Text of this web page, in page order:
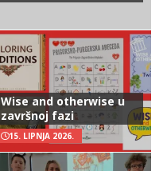
Wise and otherwise u
završnoj fazi
15. LIPNJA 2026.